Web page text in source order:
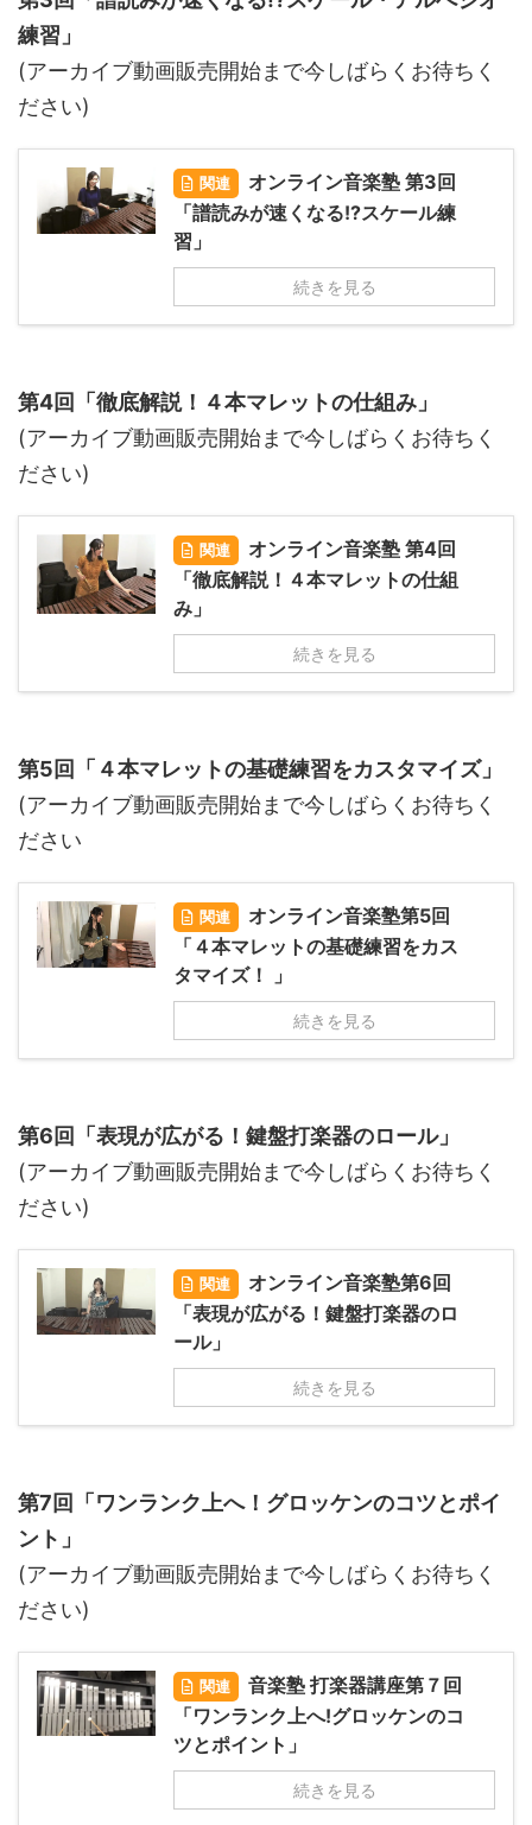
練習」
(アーカイブ動画販売開始まで今しばらくお待ちく
ださい)
関連
オンライン音楽塾 第3回
「譜読みが速くなる!?スケール練
習」
続きを見る
第4回「徹底解説！４本マレットの仕組み」
(アーカイブ動画販売開始まで今しばらくお待ちく
ださい)
関連
オンライン音楽塾 第4回
「徹底解説！４本マレットの仕組
み」
続きを見る
第5回「４本マレットの基礎練習をカスタマイズ」
(アーカイブ動画販売開始まで今しばらくお待ちく
ださい
関連
オンライン音楽塾第5回
「４本マレットの基礎練習をカス
タマイズ！ 」
続きを見る
第6回「表現が広がる！鍵盤打楽器のロール」
(アーカイブ動画販売開始まで今しばらくお待ちく
ださい)
関連
オンライン音楽塾第6回
「表現が広がる！鍵盤打楽器のロ
ール」
続きを見る
第7回「ワンランク上へ！グロッケンのコツとポイ
ント」
(アーカイブ動画販売開始まで今しばらくお待ちく
ださい)
関連
音楽塾 打楽器講座第７回
「ワンランク上へ!グロッケンのコ
ツとポイント」
続きを見る